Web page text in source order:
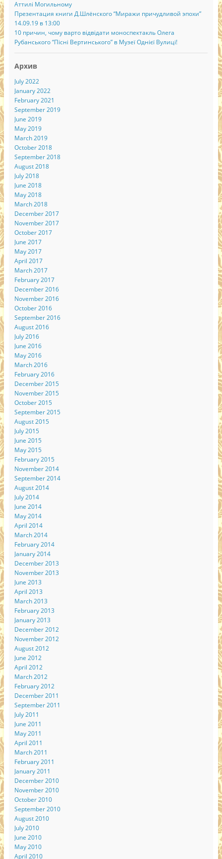
Аттилі Могильному
Презентация книги Д.Шлёнского “Миражи причудливой эпохи”
14.09.19 в 13:00
10 причин, чому варто відвідати моноспектакль Олега
Рубанського “Пісні Вертинського” в Музеї Однієї Вулиці!
Архив
July 2022
January 2022
February 2021
September 2019
June 2019
May 2019
March 2019
October 2018
September 2018
August 2018
July 2018
June 2018
May 2018
March 2018
December 2017
November 2017
October 2017
June 2017
May 2017
April 2017
March 2017
February 2017
December 2016
November 2016
October 2016
September 2016
August 2016
July 2016
June 2016
May 2016
March 2016
February 2016
December 2015
November 2015
October 2015
September 2015
August 2015
July 2015
June 2015
May 2015
February 2015
November 2014
September 2014
August 2014
July 2014
June 2014
May 2014
April 2014
March 2014
February 2014
January 2014
December 2013
November 2013
June 2013
April 2013
March 2013
February 2013
January 2013
December 2012
November 2012
August 2012
June 2012
April 2012
March 2012
February 2012
December 2011
September 2011
July 2011
June 2011
May 2011
April 2011
March 2011
February 2011
January 2011
December 2010
November 2010
October 2010
September 2010
August 2010
July 2010
June 2010
May 2010
April 2010